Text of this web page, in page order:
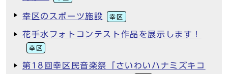
幸区のスポーツ施設 幸区
花手水フォトコンテスト作品を展示します！
幸区
第18回幸区民音楽祭「さいわいハナミズキコ